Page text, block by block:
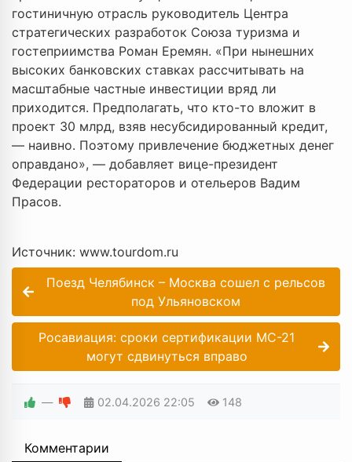
гостиничную отрасль руководитель Центра
стратегических разработок Союза туризма и
гостеприимства Роман Еремян. «При нынешних
высоких банковских ставках рассчитывать на
масштабные частные инвестиции вряд ли
приходится. Предполагать, что кто-то вложит в
проект 30 млрд, взяв несубсидированный кредит,
— наивно. Поэтому привлечение бюджетных денег
оправдано», — добавляет вице-президент
Федерации рестораторов и отельеров Вадим
Прасов.
Источник: www.tourdom.ru
Поезд Челябинск – Москва сошел с рельсов
под Ульяновском
Росавиация: сроки сертификации МС-21
могут сдвинуться вправо
— 02.04.2026 22:05 148
Комментарии